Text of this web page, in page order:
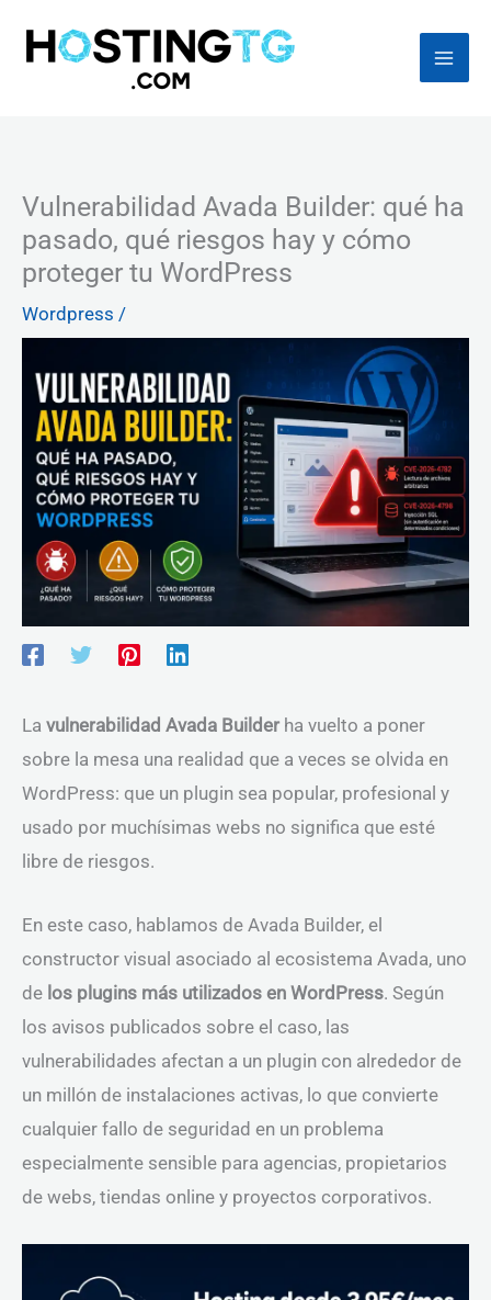
Vulnerabilidad Avada Builder: qué ha
pasado, qué riesgos hay y cómo
proteger tu WordPress
Wordpress /
La vulnerabilidad Avada Builderha vuelto a poner
sobre la mesa una realidad que a veces se olvida en
WordPress: que un plugin sea popular, profesional y
usado por muchísimas webs no significa que esté
libre de riesgos.
En este caso, hablamos de Avada Builder, el
constructor visual asociado al ecosistema Avada, uno
de los plugins más utilizados en WordPress. Según
los avisos publicados sobre el caso, las
vulnerabilidades afectan a un plugin con alrededor de
un millón de instalaciones activas, lo que convierte
cualquier fallo de seguridad en un problema
especialmente sensible para agencias, propietarios
de webs, tiendas online y proyectos corporativos.